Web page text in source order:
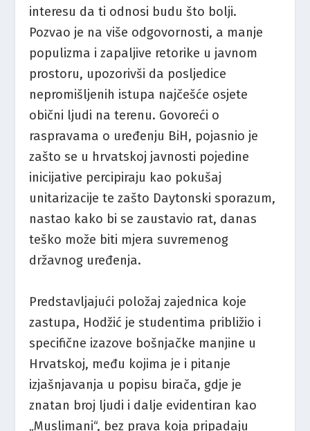
interesu da ti odnosi budu što bolji.
Pozvao je na više odgovornosti, a manje
populizma i zapaljive retorike u javnom
prostoru, upozorivši da posljedice
nepromišljenih istupa najčešće osjete
obični ljudi na terenu. Govoreći o
raspravama o uređenju BiH, pojasnio je
zašto se u hrvatskoj javnosti pojedine
inicijative percipiraju kao pokušaj
unitarizacije te zašto Daytonski sporazum,
nastao kako bi se zaustavio rat, danas
teško može biti mjera suvremenog
državnog uređenja.
Predstavljajući položaj zajednica koje
zastupa, Hodžić je studentima približio i
specifične izazove bošnjačke manjine u
Hrvatskoj, među kojima je i pitanje
izjašnjavanja u popisu birača, gdje je
znatan broj ljudi i dalje evidentiran kao
„Muslimani“, bez prava koja pripadaju